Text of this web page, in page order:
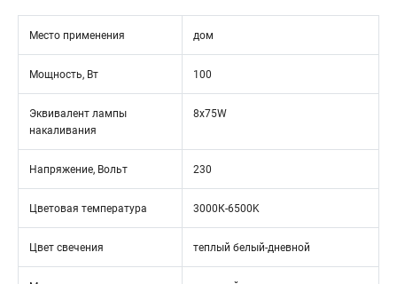
Место применения дом
Мощность, Вт 100
Эквивалент лампы
накаливания
8x75W
Напряжение, Вольт 230
Цветовая температура 3000К-6500K
Цвет свечения теплый белый-дневной